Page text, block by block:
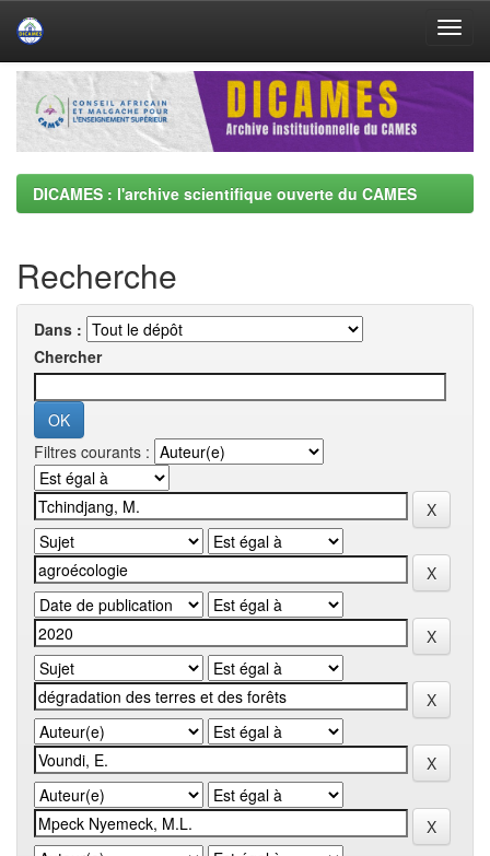
Skip
navigation
DICAMES : l'archive scientifique ouverte du CAMES
Recherche
Dans :
Chercher
Filtres courants :